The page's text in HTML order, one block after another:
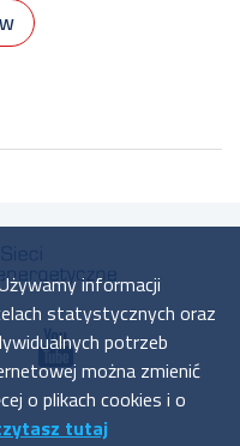
informacji
statystycznych oraz
potrzeb
można zmienić
o plikach cookies i o
tutaj